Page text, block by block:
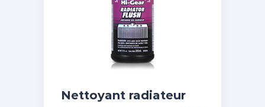
Nettoyant radiateur